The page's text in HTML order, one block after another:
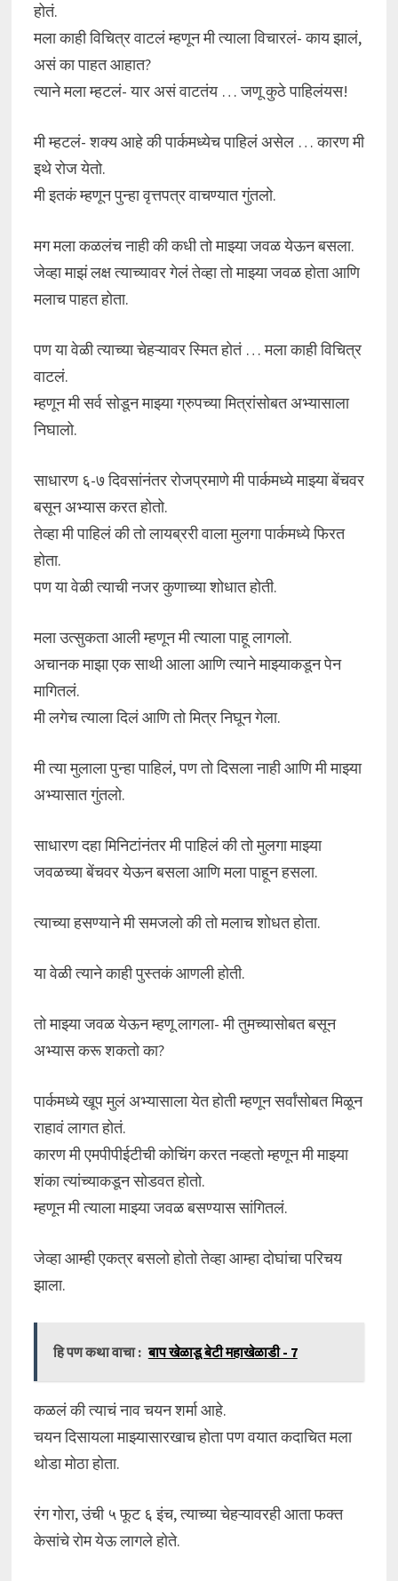
होतं.
मला काही विचित्र वाटलं म्हणून मी त्याला विचारलं- काय झालं,
असं का पाहत आहात?
त्याने मला म्हटलं- यार असं वाटतंय … जणू कुठे पाहिलंयस!
मी म्हटलं- शक्य आहे की पार्कमध्येच पाहिलं असेल … कारण मी
इथे रोज येतो.
मी इतकं म्हणून पुन्हा वृत्तपत्र वाचण्यात गुंतलो.
मग मला कळलंच नाही की कधी तो माझ्या जवळ येऊन बसला.
जेव्हा माझं लक्ष त्याच्यावर गेलं तेव्हा तो माझ्या जवळ होता आणि
मलाच पाहत होता.
पण या वेळी त्याच्या चेहऱ्यावर स्मित होतं … मला काही विचित्र
वाटलं.
म्हणून मी सर्व सोडून माझ्या ग्रुपच्या मित्रांसोबत अभ्यासाला
निघालो.
साधारण ६-७ दिवसांनंतर रोजप्रमाणे मी पार्कमध्ये माझ्या बेंचवर
बसून अभ्यास करत होतो.
तेव्हा मी पाहिलं की तो लायब्ररी वाला मुलगा पार्कमध्ये फिरत
होता.
पण या वेळी त्याची नजर कुणाच्या शोधात होती.
मला उत्सुकता आली म्हणून मी त्याला पाहू लागलो.
अचानक माझा एक साथी आला आणि त्याने माझ्याकडून पेन
मागितलं.
मी लगेच त्याला दिलं आणि तो मित्र निघून गेला.
मी त्या मुलाला पुन्हा पाहिलं, पण तो दिसला नाही आणि मी माझ्या
अभ्यासात गुंतलो.
साधारण दहा मिनिटांनंतर मी पाहिलं की तो मुलगा माझ्या
जवळच्या बेंचवर येऊन बसला आणि मला पाहून हसला.
त्याच्या हसण्याने मी समजलो की तो मलाच शोधत होता.
या वेळी त्याने काही पुस्तकं आणली होती.
तो माझ्या जवळ येऊन म्हणू लागला- मी तुमच्यासोबत बसून
अभ्यास करू शकतो का?
पार्कमध्ये खूप मुलं अभ्यासाला येत होती म्हणून सर्वांसोबत मिळून
राहावं लागत होतं.
कारण मी एमपीपीईटीची कोचिंग करत नव्हतो म्हणून मी माझ्या
शंका त्यांच्याकडून सोडवत होतो.
म्हणून मी त्याला माझ्या जवळ बसण्यास सांगितलं.
जेव्हा आम्ही एकत्र बसलो होतो तेव्हा आम्हा दोघांचा परिचय
झाला.
हि पण कथा वाचा : बाप खेळाडू बेटी महाखेळाडी - 7
कळलं की त्याचं नाव चयन शर्मा आहे.
चयन दिसायला माझ्यासारखाच होता पण वयात कदाचित मला
थोडा मोठा होता.
रंग गोरा, उंची ५ फूट ६ इंच, त्याच्या चेहऱ्यावरही आता फक्त
केसांचे रोम येऊ लागले होते.